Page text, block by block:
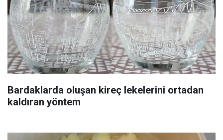
Bardaklarda oluşan kireç lekelerini ortadan
kaldıran yöntem